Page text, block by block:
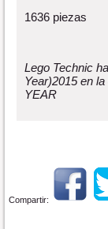
1636 piezas
Lego Technic
Year)2015 en
YEAR
Compartir: